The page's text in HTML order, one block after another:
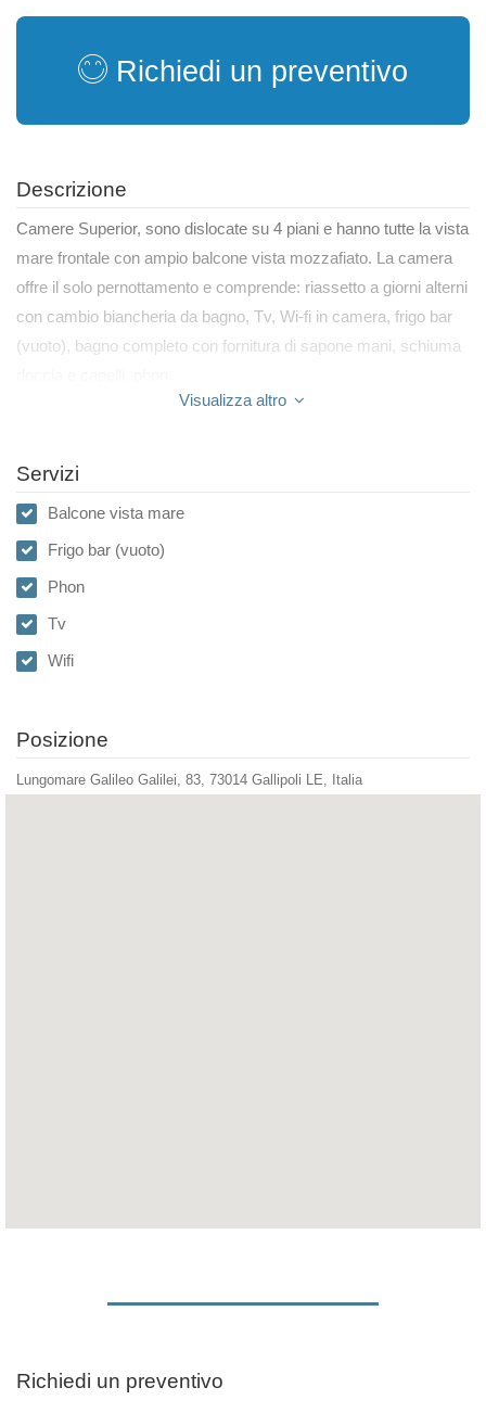
Richiedi un preventivo
Descrizione
Camere Superior, sono dislocate su 4 piani e hanno tutte la vista
mare frontale con ampio balcone vista mozzafiato. La camera
offre il solo pernottamento e comprende: riassetto a giorni alterni
con cambio biancheria da bagno, Tv, Wi-fi in camera, frigo bar
(vuoto), bagno completo con fornitura di sapone mani, schiuma
Visualizza altro
Servizi
Balcone vista mare
Frigo bar (vuoto)
Phon
Tv
Wifi
Posizione
Lungomare Galileo Galilei, 83, 73014 Gallipoli LE, Italia
Richiedi un preventivo